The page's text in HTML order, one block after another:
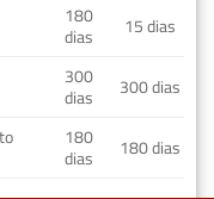
180
dias
15 dias
300
dias
300 dias
180
dias
180 dias